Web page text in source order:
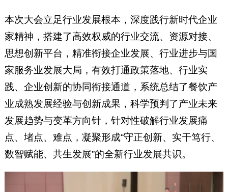
本次大会立足行业发展根本，深度践行新时代企业
家精神，搭建了高效权威的行业交流、资源对接、
思想创新平台，精准衔接企业发展、行业进步与国
家服务业发展大局，有效打通政策落地、行业实
践、企业创新的协同衔接通道，系统总结了餐饮产
业成熟发展经验与创新成果，科学预判了产业未来
发展趋势与变革方向针，针对性破解行业发展痛
点、堵点、难点，凝聚形成“守正创新、实干笃行、
数智赋能、共生发展”的全新行业发展共识。